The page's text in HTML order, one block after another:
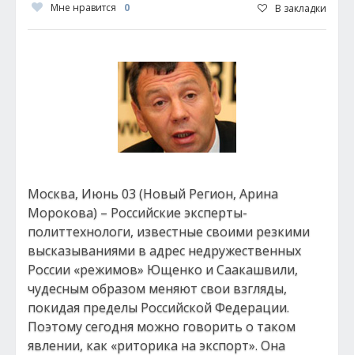
Мне нравится 0 В закладки
Москва, Июнь 03 (Новый Регион, Арина
Морокова) – Российские эксперты-
политтехнологи, известные своими резкими
высказываниями в адрес недружественных
России «режимов» Ющенко и Саакашвили,
чудесным образом меняют свои взгляды,
покидая пределы Российской Федерации.
Поэтому сегодня можно говорить о таком
явлении, как «риторика на экспорт». Она